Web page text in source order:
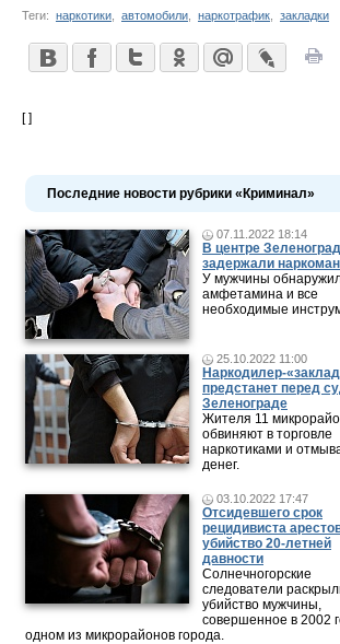
Теги: наркотики автомобили наркотрафик закладки
[ ]
Последние новости рубрики «Криминал»
07.11.2022 18:14
В центре
задержали
У мужчины
амфетамина и все
необходимые
25.10.2022 11:00
Наркодилер-
предстанет перед
Зеленограде
Жителя 11
обвиняют в торговле
наркотиками и
денег.
03.10.2022 17:47
Отсидевшего срок
рецидивиста
убийство 20-летней
давности
Солнечногорские
следователи
убийство мужчины,
совершенное в 2002
одном из микрорайонов города.